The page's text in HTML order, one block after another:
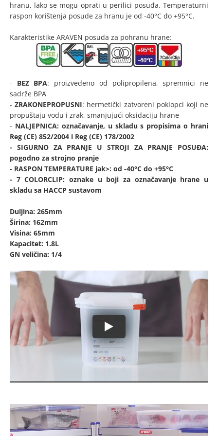
hranu, lako se mogu oprati u perilici posuđa. Temperaturni
raspon korištenja posude za hranu je od -40°C do +95°C.
Karakteristike ARAVEN posuda za pohranu hrane:
- BEZ BPA: proizvedeno od polipropilena, spremnici ne
sadrže BPA
-ZRAKONEPROPUSNI: hermetički zatvoreni poklopci koji ne
propuštaju vodu i zrak, smanjujući oksidaciju hrane
- NALJEPNICA: označavanje, u skladu s propisima o hrani
Reg (CE) 852/2004 i Reg (CE) 178/2002
- SIGURNO ZA PRANJE U STROJI ZA PRANJE POSUĐA:
pogodno za strojno pranje
- RASPON TEMPERATURE jak>: od -40°C do +95°C
- 7 COLORCLIP: oznake u boji za označavanje hrane u
skladu sa HACCP sustavom
Duljina: 265mm
Širina: 162mm
Visina: 65mm
Kapacitet: 1.8L
GN veličina: 1/4